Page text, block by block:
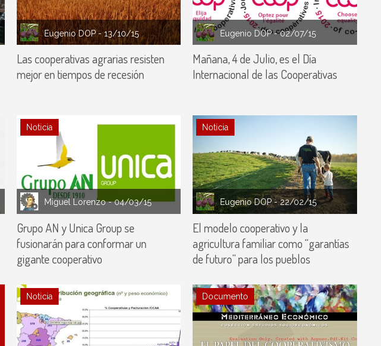
Eugenio DOP - 13/10/15
Las cooperativas agrarias resisten
mejor en tiempos de recesión
Eugenio DOP - 02/07/15
Mañana, 4 de Julio, es el Día
Internacional de las Cooperativas
Miguel Lorenzo - 04/03/15
Noticia
Grupo AN y Unica Group se
fusionarán para conformar un
gigante cooperativo
Eugenio DOP - 22/02/15
Noticia
El modelo cooperativo y la
agricultura familiar como “garantías
de futuro” para los pueblos
Noticia Documento